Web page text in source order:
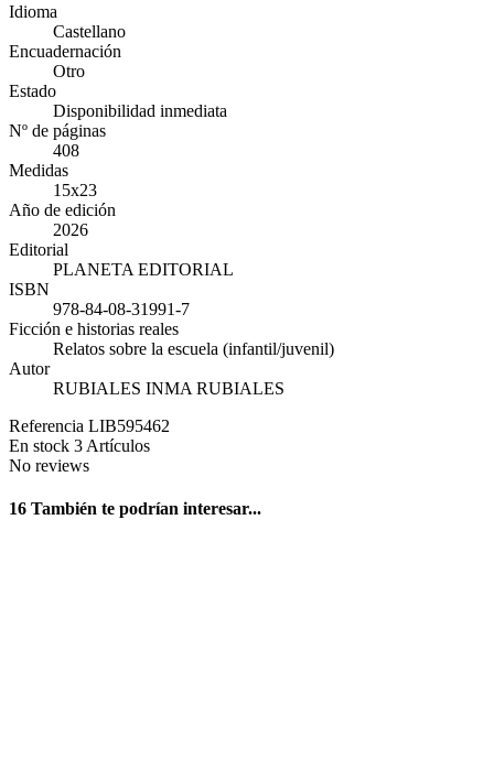
Idioma
Castellano
Encuadernación
Otro
Estado
Disponibilidad inmediata
Nº de páginas
408
Medidas
15x23
Año de edición
2026
Editorial
PLANETA EDITORIAL
ISBN
978-84-08-31991-7
Ficción e historias reales
Relatos sobre la escuela (infantil/juvenil)
Autor
RUBIALES INMA RUBIALES
Referencia LIB595462
En stock 3 Artículos
No reviews
16 También te podrían interesar...